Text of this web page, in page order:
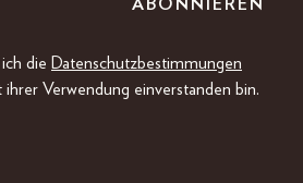
die Datenschutzbestimmungen
Verwendung einverstanden bin.